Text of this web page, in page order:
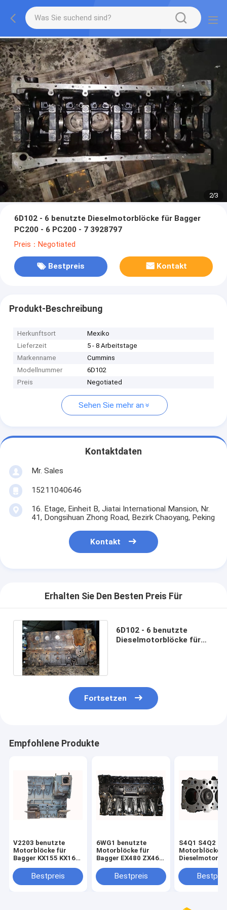
2/3
6D102 - 6 benutzte Dieselmotorblöcke für Bagger
PC200 - 6 PC200 - 7 3928797
Preis：Negotiated
Bestpreis Kontakt
Produkt-Beschreibung
Herkunftsort
Mexiko
Lieferzeit
5 - 8 Arbeitstage
Markenname
Cummins
Modellnummer
6D102
Preis
Negotiated
Sehen Sie mehr an
Kontaktdaten
Mr. Sales
15211040646
16. Etage, Einheit B, Jiatai International Mansion, Nr.
41, Dongsihuan Zhong Road, Bezirk Chaoyang, Peking
Kontakt
Erhalten Sie Den Besten Preis Für
6D102 - 6 benutzte
Dieselmotorblöcke für
Fortsetzen
Empfohlene Produkte
V2203 benutzte
Motorblöcke für
Bagger KX155 KX163
Bestpreis
6WG1 benutzte
Motorblöcke für
Bagger EX480 ZX460
898180-4521
Bestpreis
S4Q1 S4Q2
Motorblöcke
Dieselmotor-
MD192299